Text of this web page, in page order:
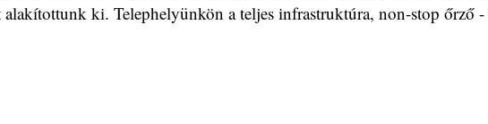
alakítottunk ki. Telephelyünkön a teljes infrastruktúra, non-stop őrző